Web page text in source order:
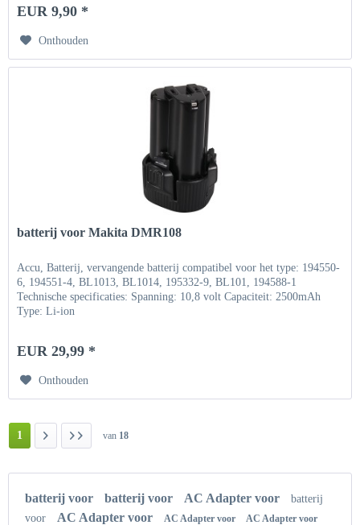
EUR 9,90 *
Onthouden
batterij voor Makita DMR108
Accu, Batterij, vervangende batterij compatibel voor het type: 194550-
6, 194551-4, BL1013, BL1014, 195332-9, BL101, 194588-1
Technische specificaties: Spanning: 10,8 volt Capaciteit: 2500mAh
Type: Li-ion
EUR 29,99 *
Onthouden
1 van 18
batterij voor batterij voor AC Adapter voor
batterij
voor
AC Adapter voor AC Adapter voor AC Adapter voor